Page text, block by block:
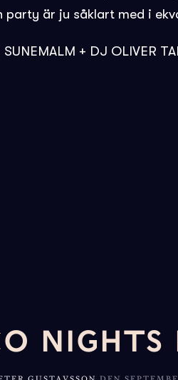
party är ju såklart med i
SUNEMALM + DJ OLIVER
NIGHTS